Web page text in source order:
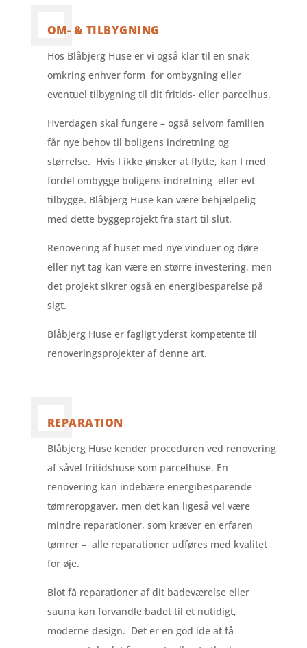
OM- & TILBYGNING
Hos Blåbjerg Huse er vi også klar til en snak
omkring enhver form for ombygning eller
eventuel tilbygning til dit fritids- eller parcelhus.
Hverdagen skal fungere – også selvom familien
får nye behov til boligens indretning og
størrelse. Hvis I ikke ønsker at flytte, kan I med
fordel ombygge boligens indretning eller evt
tilbygge. Blåbjerg Huse kan være behjælpelig
med dette byggeprojekt fra start til slut.
Renovering af huset med nye vinduer og døre
eller nyt tag kan være en større investering, men
det projekt sikrer også en energibesparelse på
sigt.
Blåbjerg Huse er fagligt yderst kompetente til
renoveringsprojekter af denne art.
REPARATION
Blåbjerg Huse kender proceduren ved renovering
af såvel fritidshuse som parcelhuse. En
renovering kan indebære energibesparende
tømreropgaver, men det kan ligeså vel være
mindre reparationer, som kræver en erfaren
tømrer – alle reparationer udføres med kvalitet
for øje.
Blot få reparationer af dit badeværelse eller
sauna kan forvandle badet til et nutidigt,
moderne design. Det er en god ide at få